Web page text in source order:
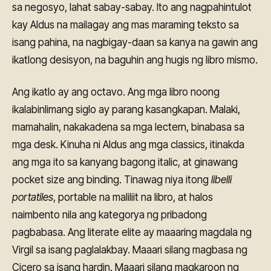
sa negosyo, lahat sabay-sabay. Ito ang nagpahintulot
kay Aldus na mailagay ang mas maraming teksto sa
isang pahina, na nagbigay-daan sa kanya na gawin ang
ikatlong desisyon, na baguhin ang hugis ng libro mismo.
Ang ikatlo ay ang octavo. Ang mga libro noong
ikalabinlimang siglo ay parang kasangkapan. Malaki,
mamahalin, nakakadena sa mga lectern, binabasa sa
mga desk. Kinuha ni Aldus ang mga classics, itinakda
ang mga ito sa kanyang bagong italic, at ginawang
pocket size ang binding. Tinawag niya itong libelli
portatiles, portable na maliliit na libro, at halos
naimbento nila ang kategorya ng pribadong
pagbabasa. Ang literate elite ay maaaring magdala ng
Virgil sa isang paglalakbay. Maaari silang magbasa ng
Cicero sa isang hardin. Maaari silang magkaroon ng